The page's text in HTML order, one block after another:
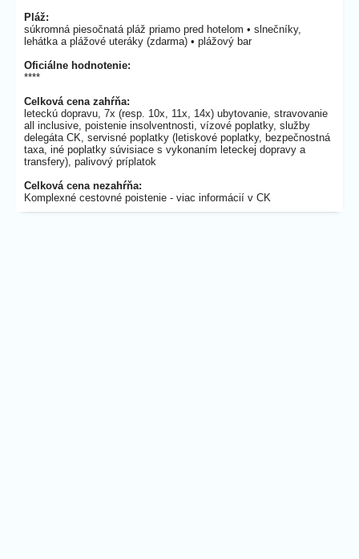
Pláž:
súkromná piesočnatá pláž priamo pred hotelom • slnečníky,
lehátka a plážové uteráky (zdarma) • plážový bar
Oficiálne hodnotenie:
****
Celková cena zahŕňa:
leteckú dopravu, 7x (resp. 10x, 11x, 14x) ubytovanie, stravovanie
all inclusive, poistenie insolventnosti, vízové poplatky, služby
delegáta CK, servisné poplatky (letiskové poplatky, bezpečnostná
taxa, iné poplatky súvisiace s vykonaním leteckej dopravy a
transfery), palivový príplatok
Celková cena nezahŕňa:
Komplexné cestovné poistenie - viac informácií v CK